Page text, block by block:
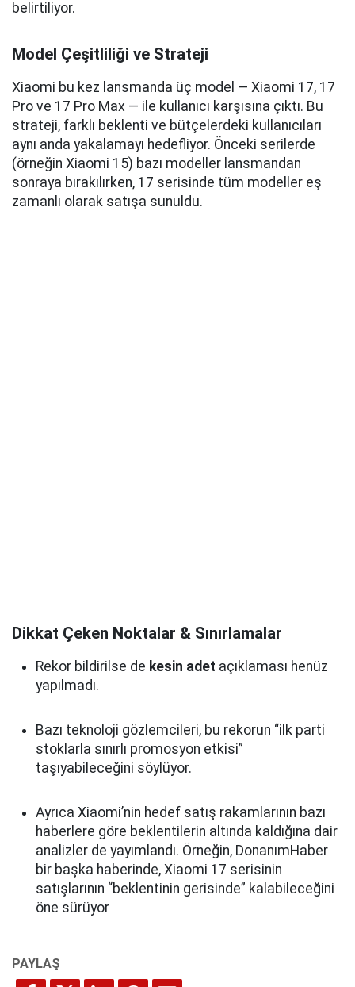
belirtiliyor.
Model Çeşitliliği ve Strateji
Xiaomi bu kez lansmanda üç model — Xiaomi 17, 17
Pro ve 17 Pro Max — ile kullanıcı karşısına çıktı. Bu
strateji, farklı beklenti ve bütçelerdeki kullanıcıları
aynı anda yakalamayı hedefliyor. Önceki serilerde
(örneğin Xiaomi 15) bazı modeller lansmandan
sonraya bırakılırken, 17 serisinde tüm modeller eş
zamanlı olarak satışa sunuldu.
Dikkat Çeken Noktalar & Sınırlamalar
Rekor bildirilse de kesin adet açıklaması henüz
yapılmadı.
Bazı teknoloji gözlemcileri, bu rekorun “ilk parti
stoklarla sınırlı promosyon etkisi”
taşıyabileceğini söylüyor.
Ayrıca Xiaomi’nin hedef satış rakamlarının bazı
haberlere göre beklentilerin altında kaldığına dair
analizler de yayımlandı. Örneğin, DonanımHaber
bir başka haberinde, Xiaomi 17 serisinin
satışlarının “beklentinin gerisinde” kalabileceğini
öne sürüyor